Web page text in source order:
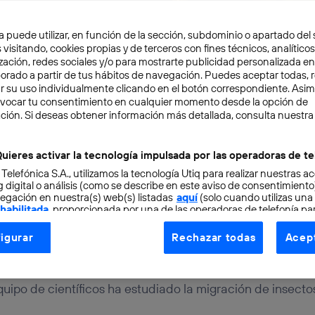
2 min
han
de insectos con un
de científicos ha estudiado la migración de
puede utilizar, en función de la sección, subdominio o apartado del
visitando, cookies propias y de terceros con fines técnicos,
redes sociales y/o para mostrarte publicidad personalizada
a partir de tus hábitos de navegación. Puedes aceptar todas,
su uso individualmente clicando en el botón correspondiente.
tu consentimiento en cualquier momento desde la opción de
Si deseas obtener información más detallada, consulta nuestra
activar la tecnología impulsada por las operadoras de
S.A., utilizamos la tecnología Utiq para realizar nuestras
digital o análisis (como se describe en este aviso de
en nuestra(s) web(s) listadas aquí(solo cuando utilizas una
, proporcionada por una de las operadoras de telefonía
consentimiento en cada página web).
Utiq está diseñada con la privacidad como prioridad
tu dirección IP y otra información de la cuenta de cliente de
a la conexión que utilizas (p. ej., número de teléfono móvil).
Rechazar todas